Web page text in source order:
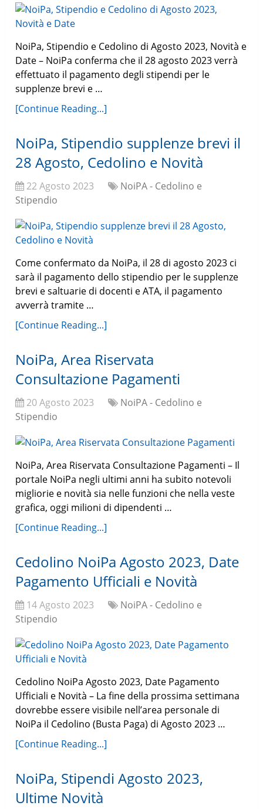
NoiPa, Stipendio e Cedolino di Agosto 2023, Novità e
Date – NoiPa conferma che il 28 agosto 2023 verrà
effettuato il pagamento degli stipendi per le
supplenze brevi e …
[Continue Reading...]
NoiPa, Stipendio supplenze brevi il
28 Agosto, Cedolino e Novità
22 Agosto 2023
NoiPA - Cedolino e
Stipendio
Come confermato da NoiPa, il 28 di agosto 2023 ci
sarà il pagamento dello stipendio per le supplenze
brevi e saltuarie di docenti e ATA, il pagamento
avverrà tramite …
[Continue Reading...]
NoiPa, Area Riservata
Consultazione Pagamenti
20 Agosto 2023
NoiPA - Cedolino e
Stipendio
NoiPa, Area Riservata Consultazione Pagamenti – Il
portale NoiPa negli ultimi anni ha subito notevoli
migliorie e novità sia nelle funzioni che nella veste
grafica, oggi milioni di dipendenti …
[Continue Reading...]
Cedolino NoiPa Agosto 2023, Date
Pagamento Ufficiali e Novità
14 Agosto 2023
NoiPA - Cedolino e
Stipendio
Cedolino NoiPa Agosto 2023, Date Pagamento
Ufficiali e Novità – La fine della prossima settimana
dovrebbe essere visibile nell’area personale di
NoiPa il Cedolino (Busta Paga) di Agosto 2023 …
[Continue Reading...]
NoiPa, Stipendi Agosto 2023,
Ultime Novità